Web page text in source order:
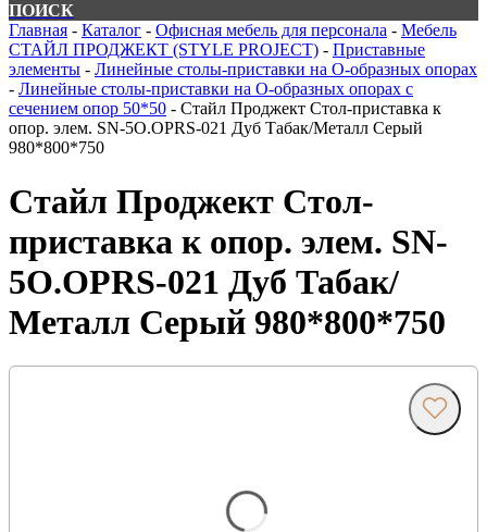
ПОИСК
Главная - Каталог - Офисная мебель для персонала - Мебель
СТАЙЛ ПРОДЖЕКТ (STYLE PROJECT) - Приставные
элементы - Линейные столы-приставки на О-образных опорах
- Линейные столы-приставки на О-образных опорах с
сечением опор 50*50 - Стайл Проджект Стол-приставка к
опор. элем. SN-5O.OPRS-021 Дуб Табак/Металл Серый
980*800*750
Стайл Проджект Стол-
приставка к опор. элем. SN-
5O.OPRS-021 Дуб Табак/
Металл Серый 980*800*750